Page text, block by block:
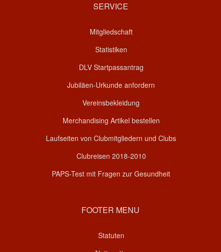
SERVICE
Mitgliedschaft
Statistiken
DLV Startpassantrag
Jubiläen-Urkunde anfordern
Vereinsbekleidung
Merchandising Artikel bestellen
Laufseiten von Clubmitgliedern und Clubs
Clubreisen 2018-2010
PAPS-Test mit Fragen zur Gesundheit
FOOTER MENU
Statuten